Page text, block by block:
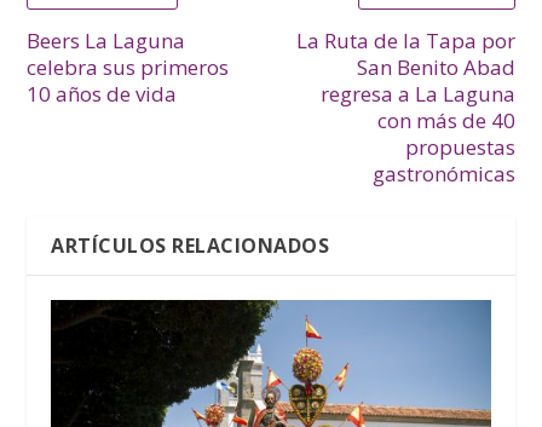
Beers La Laguna
celebra sus primeros
10 años de vida
La Ruta de la Tapa por
San Benito Abad
regresa a La Laguna
con más de 40
propuestas
gastronómicas
ARTÍCULOS RELACIONADOS